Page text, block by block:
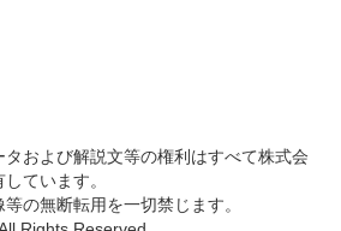
および解説文等の権利はすべて株式会
ています。
の無断転用を一切禁じます。